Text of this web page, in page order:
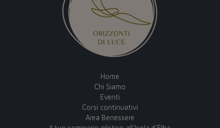
Home
Chi Siamo
Eventi
Corsi continuativi
Area Benessere